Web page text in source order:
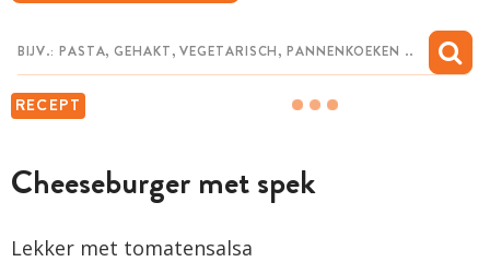
RECEPT
Cheeseburger met spek
Lekker met tomatensalsa
MIJN BEWAARDE RECEPTEN